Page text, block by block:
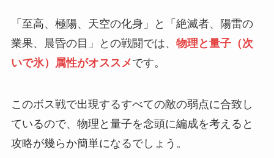
「至高、極陽、天空の化身」と「絶滅者、陽雷の
業果、晨昏の目」との戦闘では、 物理と量子（次
いで氷）属性がオススメです。
このボス戦で出現するすべての敵の弱点に合致し
ているので、物理と量子を念頭に編成を考えると
攻略が幾らか簡単になるでしょう。